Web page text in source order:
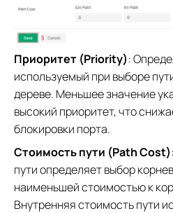
Приоритет (Priority):
используемый при выборе
дереве. Меньшее значение
высокий приоритет, что
блокировки порта.
Стоимость пути (Path Cost)
пути определяет выбор
наименьшей стоимостью к
Внутренняя стоимость пути